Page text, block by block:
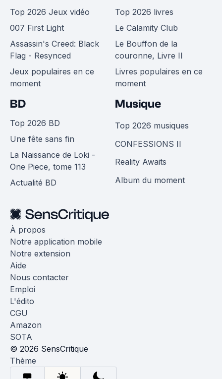
Top 2026 Jeux vidéo
007 First Light
Assassin's Creed: Black
Flag - Resynced
Jeux populaires en ce
moment
Top 2026 livres
Le Calamity Club
Le Bouffon de la
couronne, Livre II
Livres populaires en ce
moment
BD
Top 2026 BD
Une fête sans fin
La Naissance de Loki -
One Piece, tome 113
Actualité BD
Musique
Top 2026 musiques
CONFESSIONS II
Reality Awaits
Album du moment
À propos
Notre application mobile
Notre extension
Aide
Nous contacter
Emploi
L'édito
CGU
Amazon
SOTA
© 2026 SensCritique
Thème